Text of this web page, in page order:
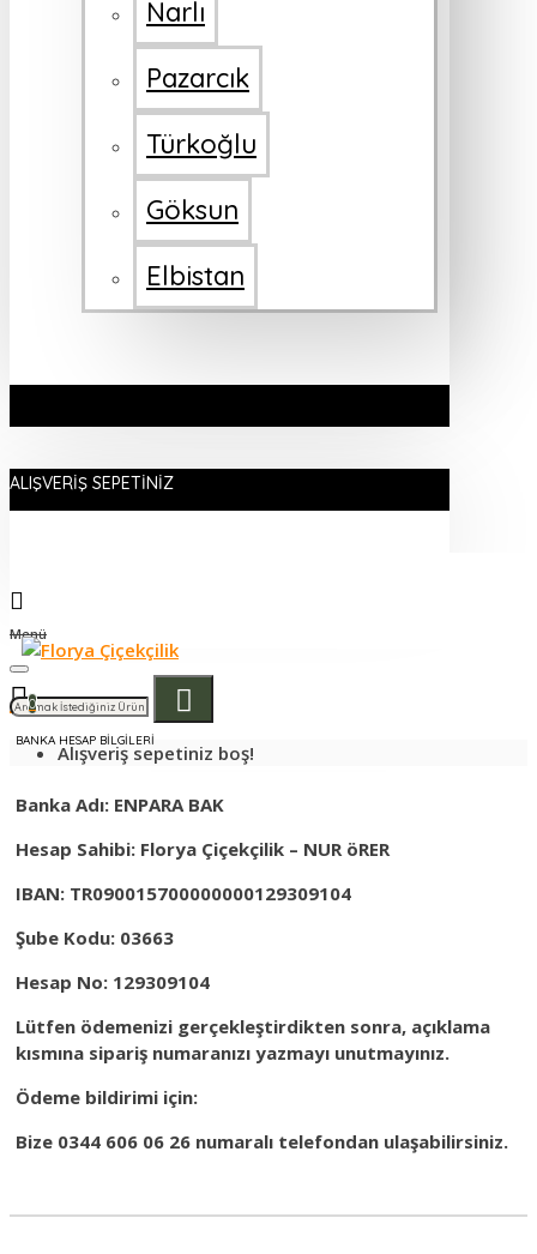
Narlı
Pazarcık
Türkoğlu
Göksun
Elbistan
ALIŞVERIŞ SEPETINIZ
Menü
0
Alışveriş sepetiniz boş!
BANKA HESAP BILGILERI
Banka Adı: ENPARA BAK
Hesap Sahibi: Florya Çiçekçilik – NUR öRER
IBAN: TR090015700000000129309104
Şube Kodu: 03663
Hesap No: 129309104
Lütfen ödemenizi gerçekleştirdikten sonra, açıklama
kısmına sipariş numaranızı yazmayı unutmayınız.
Ödeme bildirimi için:
Bize 0344 606 06 26 numaralı telefondan ulaşabilirsiniz.